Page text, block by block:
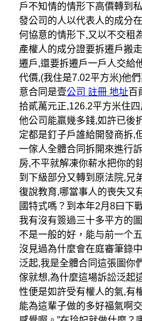
戶不知情的情形下高價轉到
發公司的人以代表人的成分
何協意的情形下,又以不交租
產權人的成分證要拆遷戶搬
遷戶,還要拆遷戶一戶人交給
代價,(我住是7.02平方米)他
意合同是壹公司 註冊 地址百
拾貳萬元正,126.2平方米住
他公司能羸幾多錢,如許已後
定都是釘子戶誰給開發商拆,
一傢人全體合同拆開來進行
房,不平就解凍你薪水把你的
到下級部分又轉到原法院,兄
復說教育,哪當事人的喪失又
國特式嗎？到本年2月8曰下
我有沒有簽過三十多平方的
不是一般的好，能与前一个
沒見過為什麼會在庭審筆錄
泛起,我是全體合同這張圖你
傢就想,為什麼這場訴訟泛起
性便是如許受有權人的氣,有
能為這輩子做的多好福氣啊